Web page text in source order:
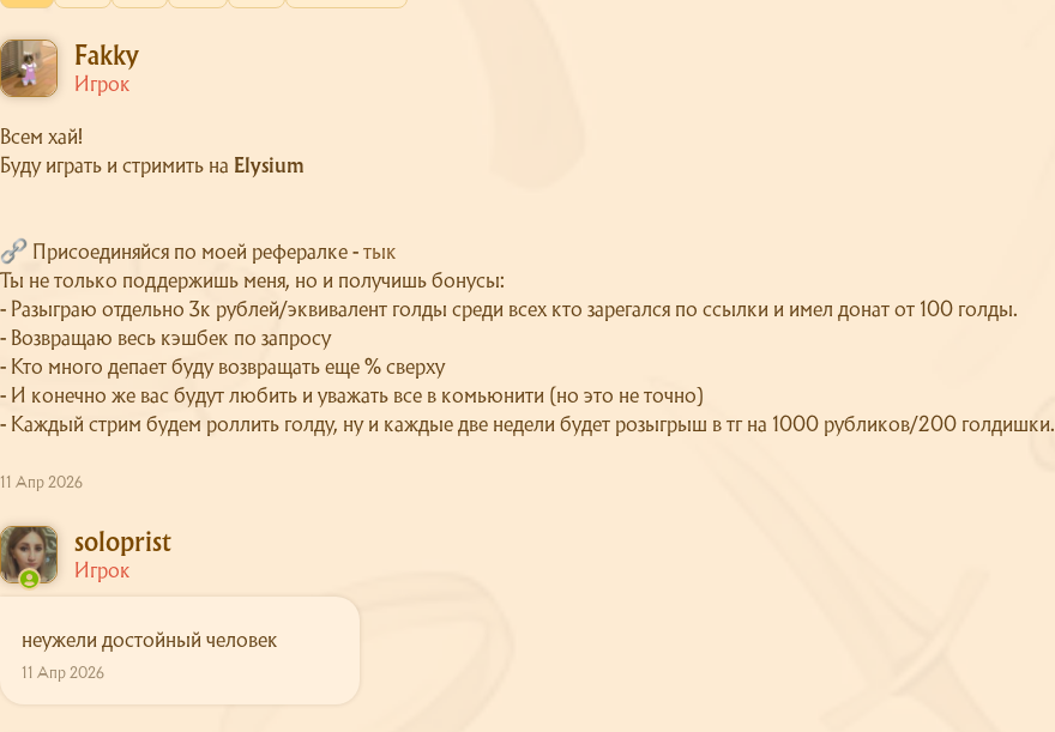
Fakky
Игрок
Всем хай!
Буду играть и стримить на Elysium
Присоединяйся по моей рефералке -тык
Ты не только поддержишь меня, но и получишь бонусы:
- Разыграю отдельно 3к рублей/эквивалент голды среди всех кто зарегался по ссылки и имел донат от 100 голды.
- Возвращаю весь кэшбек по запросу
- Кто много депает буду возвращать еще % сверху
- И конечно же вас будут любить и уважать все в комьюнити (но это не точно)
- Каждый стрим будем роллить голду, ну и каждые две недели будет розыгрыш в тг на 1000 рубликов/200 голдишки.
11 Апр 2026
soloprist
Игрок
неужели достойный человек
11 Апр 2026